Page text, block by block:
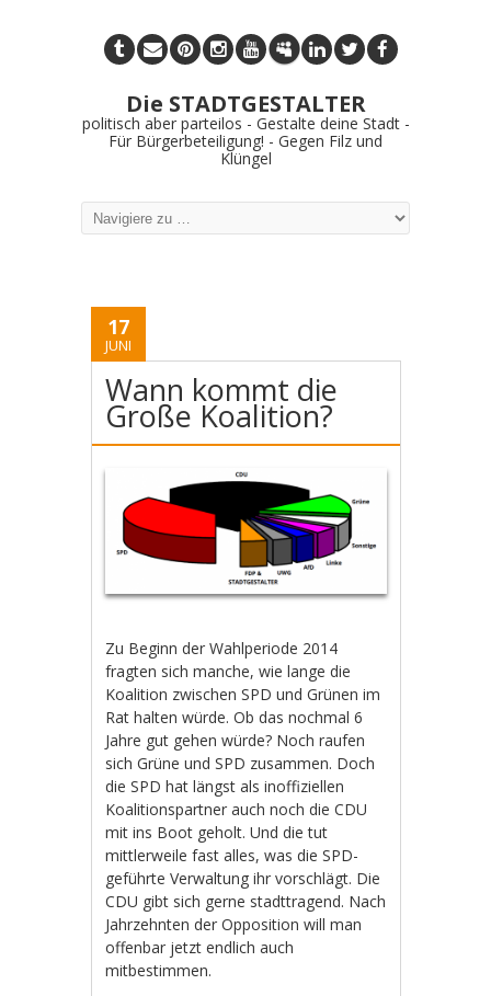
Die STADTGESTALTER
politisch aber parteilos - Gestalte deine Stadt -
Für Bürgerbeteiligung! - Gegen Filz und
Klüngel
17
JUNI
Wann kommt die
Große Koalition?
Zu Beginn der Wahlperiode 2014
fragten sich manche, wie lange die
Koalition zwischen SPD und Grünen im
Rat halten würde. Ob das nochmal 6
Jahre gut gehen würde? Noch raufen
sich Grüne und SPD zusammen. Doch
die SPD hat längst als inoffiziellen
Koalitionspartner auch noch die CDU
mit ins Boot geholt. Und die tut
mittlerweile fast alles, was die SPD-
geführte Verwaltung ihr vorschlägt. Die
CDU gibt sich gerne stadttragend. Nach
Jahrzehnten der Opposition will man
offenbar jetzt endlich auch
mitbestimmen.